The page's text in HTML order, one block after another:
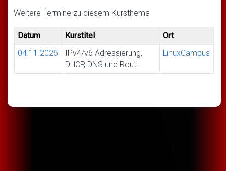
Weitere Termine zu diesem Kursthema
Datum Kurstitel
Ort
04.11.2026
IPv4/v6 Adressierung,
DHCP, DNS und Rout...
LinuxCampus